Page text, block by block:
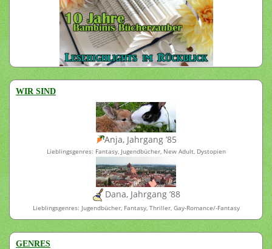
WIR SIND
Anja, Jahrgang ’85
Lieblingsgenres: Fantasy, Jugendbücher, New Adult, Dystopien
Dana, Jahrgang ’88
Lieblingsgenres: Jugendbücher, Fantasy, Thriller, Gay-Romance/-Fantasy
GENRES